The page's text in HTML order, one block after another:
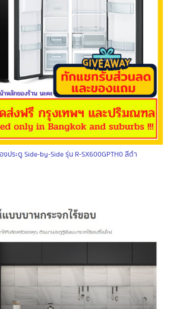
งประตู Side-by-Side รุ่น R-SX600GPTH0 สีดำ